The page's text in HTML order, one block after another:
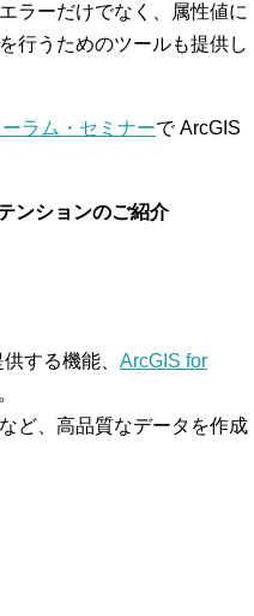
ラーだけでなく、属性値に
行うためのツールも提供し
ラム・セミナーで ArcGIS
ンションのご紹介
する機能、 ArcGIS for
ど、高品質なデータを作成